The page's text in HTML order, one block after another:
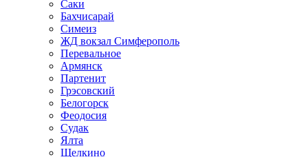
Саки
Бахчисарай
Симеиз
ЖД вокзал Симферополь
Перевальное
Армянск
Партенит
Грэсовский
Белогорск
Феодосия
Судак
Ялта
Щелкино